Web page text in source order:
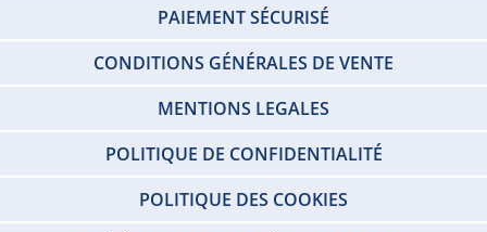
PAIEMENT SÉCURISÉ
CONDITIONS GÉNÉRALES DE VENTE
MENTIONS LEGALES
POLITIQUE DE CONFIDENTIALITÉ
POLITIQUE DES COOKIES